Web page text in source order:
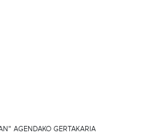
AGENDAKO GERTAKARIA